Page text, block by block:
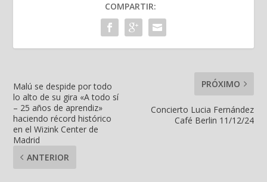
COMPARTIR:
Malú se despide por todo
lo alto de su gira «A todo sí
– 25 años de aprendiz»
haciendo récord histórico
en el Wizink Center de
Madrid
ANTERIOR
PRÓXIMO
Concierto Lucia Fernández
Café Berlin 11/12/24